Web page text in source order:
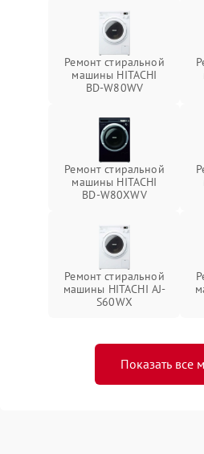
Ремонт стиральной
машины HITACHI
BD-W80WV
Ремонт стиральной
машины HITACHI
BD-W80XWV
Ремонт стиральной
машины HITACHI AJ-
S60WX
Показать все